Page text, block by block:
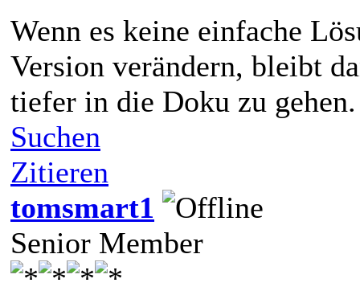
Wenn es keine einfache
Version verändern, bleibt
tiefer in die Doku zu gehen.
Suchen
Zitieren
tomsmart1
Senior Member